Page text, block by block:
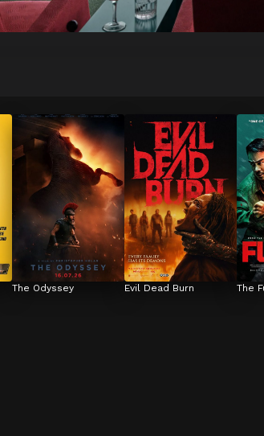
The Odyssey Evil Dead Burn The